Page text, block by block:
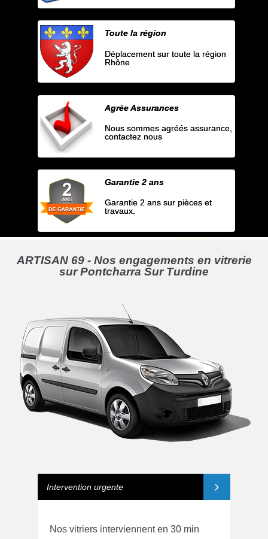
Toute la région
Déplacement sur toute la région
Rhône
Agrée Assurances
Nous sommes agréés assurance,
contactez nous
Garantie 2 ans
Garantie 2 ans sur pièces et
travaux.
ARTISAN 69 - Nos engagements en vitrerie
sur Pontcharra Sur Turdine
Intervention urgente
Nos vitriers interviennent en 30 min